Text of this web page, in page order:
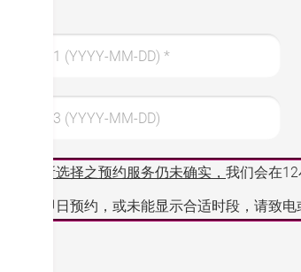
选择日期 1 (YYYY-MM-DD) *
选择日期 3 (YYYY-MM-DD)
阁下所选择之预约服务仍未确实， 我们会在12
如需即日预约，或未能显示合适时段，请致